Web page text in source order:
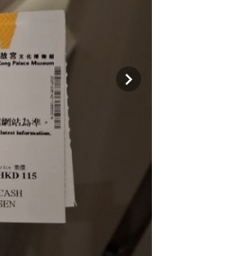
Next slide